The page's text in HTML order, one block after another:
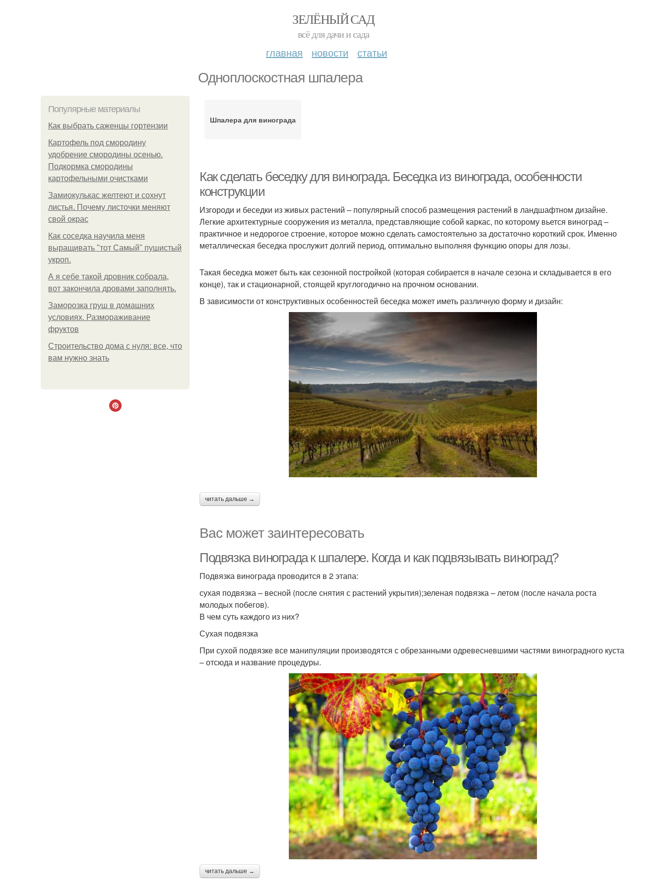
ЗЕЛЁНЫЙ САД
всё для дачи и сада
главная новости статьи
Одноплоскостная шпалера
Популярные материалы
Как выбрать саженцы гортензии
Картофель под смородину
удобрение смородины осенью.
Подкормка смородины
картофельными очистками
Замиокулькас желтеют и сохнут
листья. Почему листочки меняют
свой окрас
Как соседка научила меня
выращивать "тот Самый" пушистый
укроп.
А я себе такой дровник собрала,
вот закончила дровами заполнять.
Заморозка груш в домашних
условиях. Размораживание
фруктов
Строительство дома с нуля: все, что
вам нужно знать
Шпалера для винограда
Как сделать беседку для винограда. Беседка из винограда, особенности
конструкции
Изгороди и беседки из живых растений – популярный способ размещения растений в ландшафтном дизайне.
Легкие архитектурные сооружения из металла, представляющие собой каркас, по которому вьется виноград –
практичное и недорогое строение, которое можно сделать самостоятельно за достаточно короткий срок. Именно
металлическая беседка прослужит долгий период, оптимально выполняя функцию опоры для лозы.
Такая беседка может быть как сезонной постройкой (которая собирается в начале сезона и складывается в его
конце), так и стационарной, стоящей круглогодично на прочном основании.
В зависимости от конструктивных особенностей беседка может иметь различную форму и дизайн:
читать дальше →
Вас может заинтересовать
Подвязка винограда к шпалере. Когда и как подвязывать виноград?
Подвязка винограда проводится в 2 этапа:
сухая подвязка – весной (после снятия с растений укрытия);зеленая подвязка – летом (после начала роста
молодых побегов).
В чем суть каждого из них?
Сухая подвязка
При сухой подвязке все манипуляции производятся с обрезанными одревесневшими частями виноградного куста
– отсюда и название процедуры.
читать дальше →